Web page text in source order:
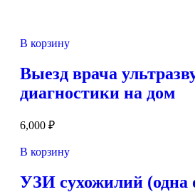
В корзину
Выезд врача
диагностики на дом
6,000 ₽
В корзину
УЗИ сухожилий (одна